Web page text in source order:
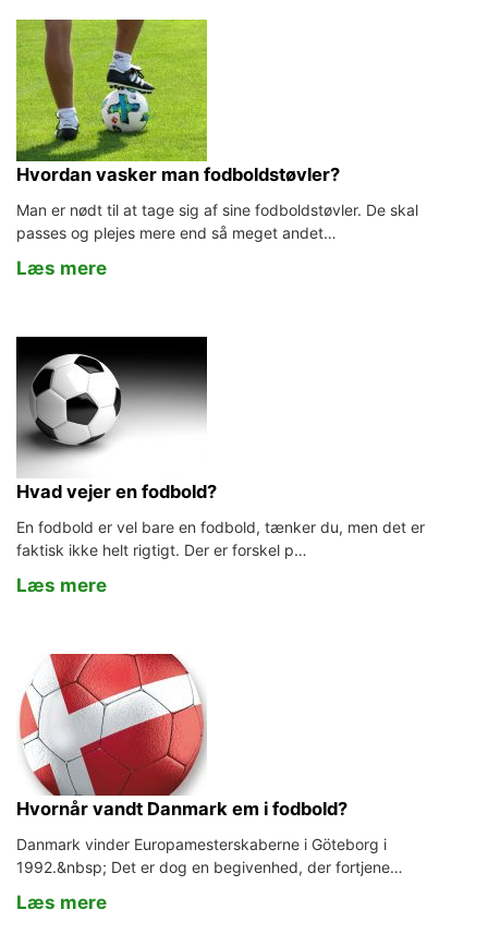
Hvordan vasker man fodboldstøvler?
Man er nødt til at tage sig af sine fodboldstøvler. De skal
passes og plejes mere end så meget andet…
Læs mere
Hvad vejer en fodbold?
En fodbold er vel bare en fodbold, tænker du, men det er
faktisk ikke helt rigtigt. Der er forskel p…
Læs mere
Hvornår vandt Danmark em i fodbold?
Danmark vinder Europamesterskaberne i Göteborg i
1992.&nbsp; Det er dog en begivenhed, der fortjene…
Læs mere